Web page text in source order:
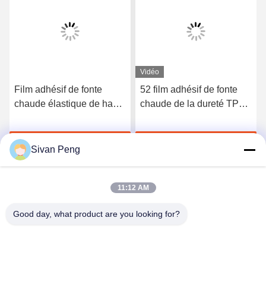
Film adhésif de fonte
chaude élastique de haute
3412
Discuter Maintenant
Vidéo
52 film adhésif de fonte
chaude de la dureté TPU
vêtements sans couture
Sivan Peng
11:12 AM
Good day, what product are you looking for?